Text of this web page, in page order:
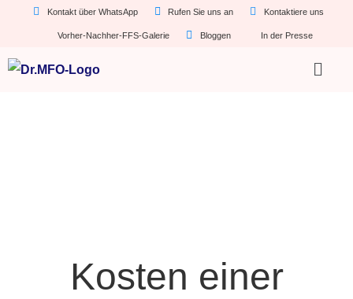
Kontakt über WhatsApp Rufen Sie uns an Kontaktiere uns
Vorher-Nachher-FFS-Galerie Bloggen In der Presse
Kosten einer